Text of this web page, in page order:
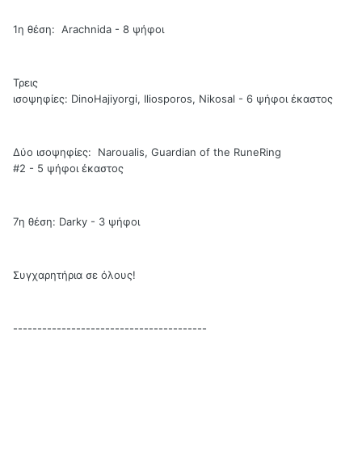
1η θέση: Arachnida - 8 ψήφοι
Τρεις
ισοψηφίες: DinoHajiyorgi, Ιliosporos, Nikosal - 6 ψήφοι έκαστος
Δύο ισοψηφίες: Naroualis, Guardian of the RuneRing
#2 - 5 ψήφοι έκαστος
7η θέση: Darky - 3 ψήφοι
Συγχαρητήρια σε όλους!
----------------------------------------